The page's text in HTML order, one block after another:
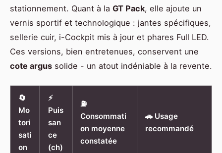
stationnement. Quant à la GT Pack, elle ajoute un
vernis sportif et technologique : jantes spécifiques,
sellerie cuir, i-Cockpit mis à jour et phares Full LED.
Ces versions, bien entretenues, conservent une
cote argus solide - un atout indéniable à la revente.
🔄
Mo
tori
sati
on
⚡
Puis
san
ce
(ch)
⛽
Consommati
on moyenne
constatée
🚗 Usage
recommandé